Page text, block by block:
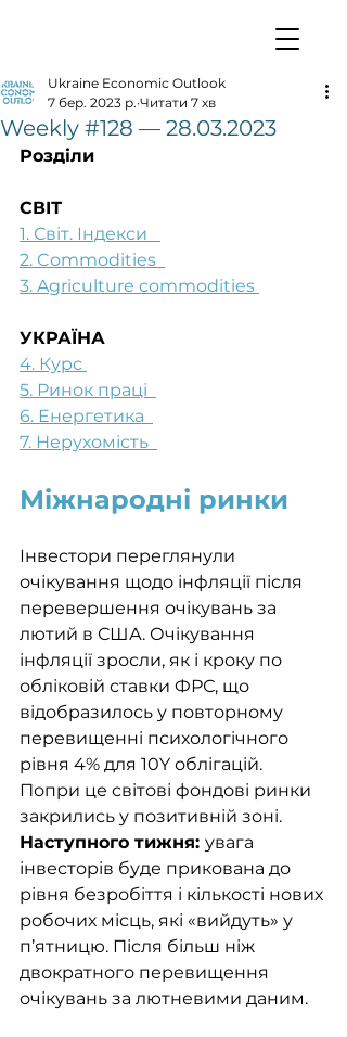
Weekly #128 — 28.03.2023
Ukraine Economic Outlook
7 бер. 2023 р. Читати 7 хв
Розділи
СВІТ
1. Світ. Індекси
2. Commodities
3. Agriculture commodities
УКРАЇНА
4. Курс
5. Ринок праці
6. Енергетика
7. Нерухомість
Міжнародні ринки
Інвестори переглянули
очікування щодо інфляції після
перевершення очікувань за
лютий в США. Очікування
інфляції зросли, як і кроку по
обліковій ставки ФРС, що
відобразилось у повторному
перевищенні психологічного
рівня 4% для 10Y облігацій.
Попри це світові фондові ринки
закрились у позитивній зоні.
Наступного тижня: увага
інвесторів буде прикована до
рівня безробіття і кількості нових
робочих місць, які «вийдуть» у
п’ятницю. Після більш ніж
двократного перевищення
очікувань за лютневими даним.